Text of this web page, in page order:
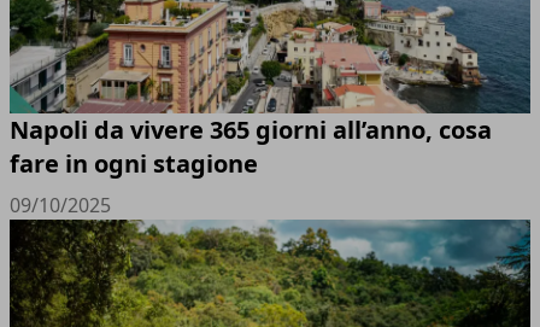
Napoli da vivere 365 giorni all’anno, cosa
fare in ogni stagione
09/10/2025